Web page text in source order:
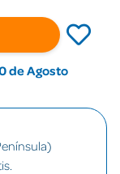
de Agosto